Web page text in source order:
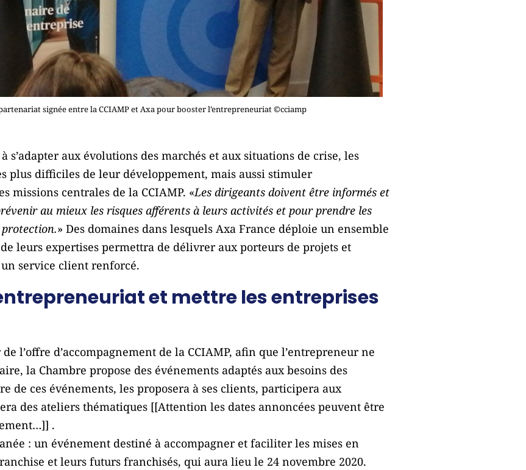
signée entre la CCIAMP et Axa pour booster l’entrepreneuriat ©cciamp
s’adapter aux évolutions des marchés et aux situations de crise, les
plus difficiles de leur développement, mais aussi stimuler
missions centrales de la CCIAMP. «Les dirigeants doivent être informés et
au mieux les risques afférents à leurs activités et pour prendre les
protection.» Des domaines dans lesquels Axa France déploie un ensemble
leurs expertises permettra de délivrer aux porteurs de projets et
service client renforcé.
et mettre les entreprises
l’offre d’accompagnement de la CCIAMP, afin que l’entrepreneur ne
la Chambre propose des événements adaptés aux besoins des
de ces événements, les proposera à ses clients, participera aux
des ateliers thématiques [[Attention les dates annoncées peuvent être
.
: un événement destiné à accompagner et faciliter les mises en
et leurs futurs franchisés, qui aura lieu le 24 novembre 2020.